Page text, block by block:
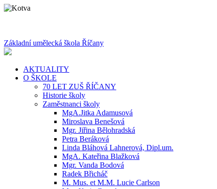
Základní umělecká škola Říčany
AKTUALITY
O ŠKOLE
70 LET ZUŠ ŘÍČANY
Historie školy
Zaměstnanci školy
MgA.Jitka Adamusová
Miroslava Benešová
Mgr. Jiřina Bělohradská
Petra Beráková
Linda Bláhová Lahnerová, Dipl.um.
MgA. Kateřina Blažková
Mgr. Vanda Bodová
Radek Břicháč
M. Mus. et M.M. Lucie Carlson